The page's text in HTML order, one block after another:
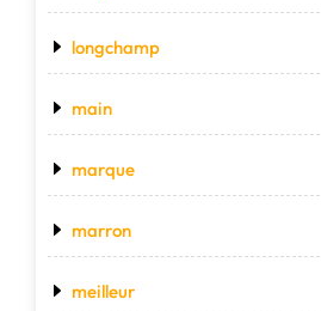
longchamp
main
marque
marron
meilleur